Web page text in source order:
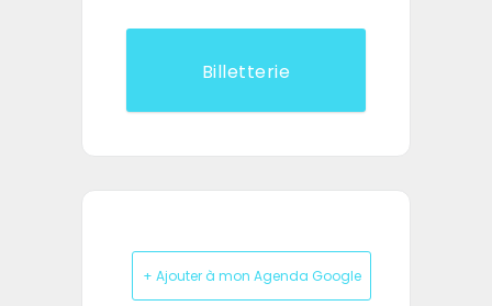
Billetterie
+ Ajouter à mon Agenda Google